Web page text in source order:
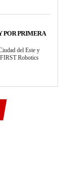
POR PRIMERA
del Este y
Robotics